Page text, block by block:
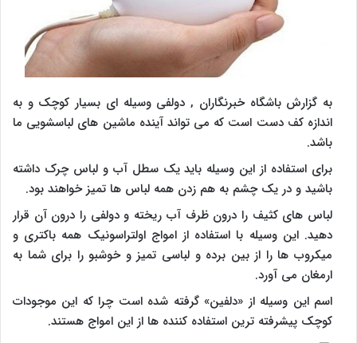
به گزارش باشگاه خبرنگاران , دولفی وسیله ای بسیار کوچک و به
اندازه کف دست است که می تواند آینده ماشین های لباسشویی ما
باشد.
برای استفاده از این وسیله باید یک سطل آب و لباس چرک داشته
باشید و در یک چشم به هم زدن همه لباس ها تمیز خواهند بود.
لباس های کثیف را درون ظرف آب ریخته و دولفی را درون آن قرار
دهید. این وسیله با استفاده از امواج اولتراسونیک همه باکتری و
میکروب ها را از بین برده و لباسی تمیز و خوشبو را برای شما به
ارمغان می آورد.
اسم این وسیله از «دلفین» گرفته شده است چرا که این موجودات
کوچک پیشرفته ترین استفاده کننده ها از این امواج هستند.